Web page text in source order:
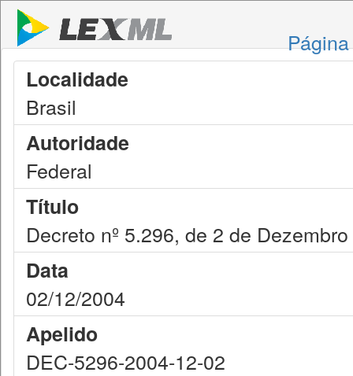
Localidade
Brasil
Autoridade
Federal
Título
Decreto nº 5.296, de 2 de
Data
02/12/2004
Apelido
DEC-5296-2004-12-02